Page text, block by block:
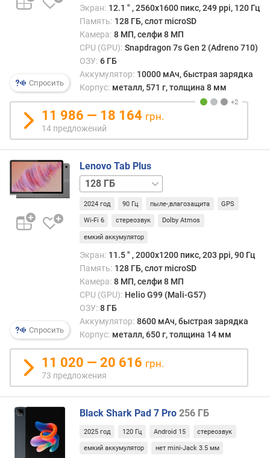
а
п
р
ц
с
о
р
а
Г
Г
З
У
с
п
е
ц
ф
и
Спросить
/
ОЗУ
8
ГБ 256 ГБ
/
ОЗУ
8
ГБ256 ГБ
/
ОЗУ
8
ГБ,
5G
Экран: 12.1 ″ , 2560x1600 пикс, 249 ppi, 120 Гц
Память: 128 ГБ, слот microSD
Камера: 8 МП, селфи 8 МП
CPU (GPU): Snapdragon 7s Gen 2 (Adreno 710)
ОЗУ: 6 ГБ
Аккумулятор: 10000 мАч, быстрая зарядка
Корпус: металл, 571 г, толщина 8 мм
11 986 — 18 164 грн.
14 предложений
Спросить
Lenovo Tab Plus
256 ГБ
/
ГБ256 ГБ
ГБ
2024 год 90 Гц пыле-,влагозащита GPS
Wi-Fi 6 стереозвук Dolby Atmos
емкий аккумулятор
Экран: 11.5 ″ , 2000х1200 пикс, 203 ppi, 90 Гц
Память: 128 ГБ, слот microSD
Камера: 8 МП, селфи 8 МП
CPU (GPU): Helio G99 (Mali-G57)
ОЗУ: 8 ГБ
Аккумулятор: 8600 мАч, быстрая зарядка
Корпус: металл, 650 г, толщина 14 мм
11 020 — 20 616 грн.
73 предложения
Black Shark Pad 7 Pro 256 ГБ
2025 год 120 Гц Android 15 стереозвук
емкий аккумулятор нет mini-Jack 3.5 мм